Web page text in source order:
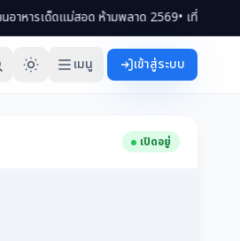
สอด ห้ามพลาด 2569• เที่ยวแม่สอด 2 วัน 1 คืน
เมนู เข้าสู่ระบบ
เปิดอยู่